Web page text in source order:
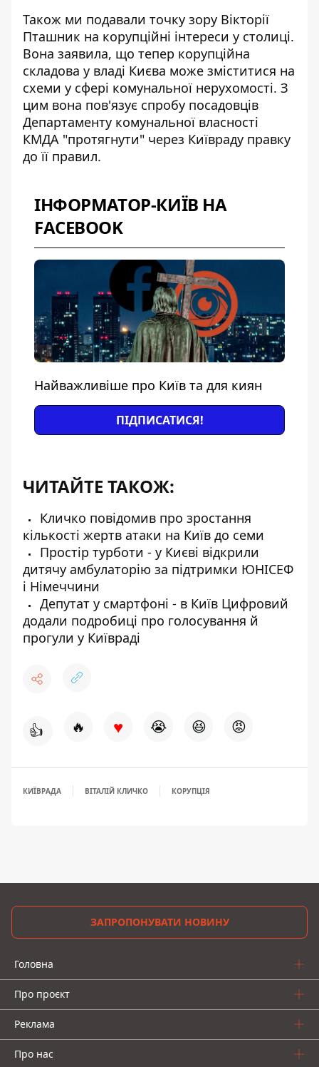
Також ми подавали точку зору Вікторії
Пташник на корупційні інтереси у столиці.
Вона заявила, що тепер корупційна
складова у владі Києва може зміститися на
схеми у сфері комунальної нерухомості. З
цим вона пов'язує спробу посадовців
Департаменту комунальної власності
КМДА "протягнути" через Київраду правку
до її правил.
ІНФОРМАТОР-КИЇВ НА
FACEBOOK
Найважливіше про Київ та для киян
ПІДПИСАТИСЯ!
ЧИТАЙТЕ ТАКОЖ:
Кличко повідомив про зростання
кількості жертв атаки на Київ до семи
Простір турботи - у Києві відкрили
дитячу амбулаторію за підтримки ЮНІСЕФ
і Німеччини
Депутат у смартфоні - в Київ Цифровий
додали подробиці про голосування й
прогули у Київраді
👍 🔥 ♥ 😭 😆 😡
КИЇВРАДА ВІТАЛІЙ КЛИЧКО КОРУПЦІЯ
ЗАПРОПОНУВАТИ НОВИНУ
Головна
Про проєкт
Реклама
Про нас